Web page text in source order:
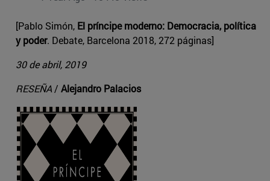
[Pablo Simón, El príncipe moderno: Democracia, política
y poder. Debate, Barcelona 2018, 272 páginas]
30 de abril, 2019
RESEÑA / Alejandro Palacios